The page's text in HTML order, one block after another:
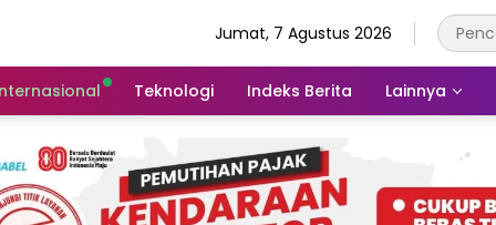
Jumat, 7 Agustus 2026
Teknologi Indeks Berita Lainnya